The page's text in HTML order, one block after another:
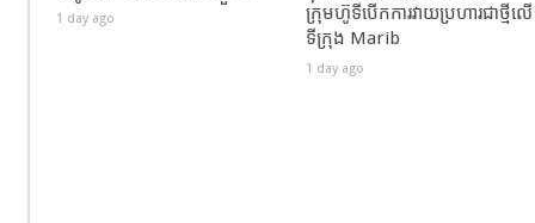
1 day ago
ក្រុមហ៊ូទីបើកការវាយប្រហារជាថ្មីលើ
ទីក្រុង Marib
1 day ago